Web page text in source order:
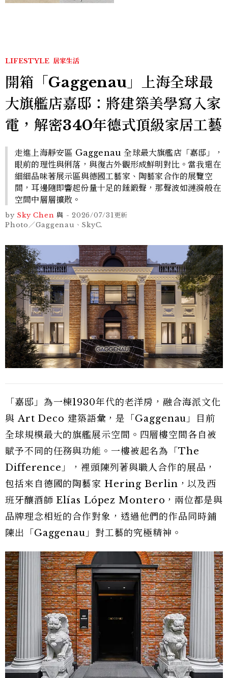
LIFESTYLE 居家生活
開箱「Gaggenau」上海全球最
大旗艦店嘉邸：將建築美學寫入家
電，解密340年德式頂級家居工藝
走進上海靜安區 Gaggenau 全球最大旗艦店「嘉邸」，
眼前的理性與俐落，與復古外觀形成鮮明對比。當我還在
細細品味著展示區與德國工藝家、陶藝家合作的展覽空
間，耳邊隨即響起份量十足的錘鍛聲，那聲波如漣漪般在
空間中層層擴散。
by Sky Chen 與 - 2026/07/31更新
Photo／Gaggenau、SkyC.
「嘉邸」為一棟1930年代的老洋房，融合海派文化
與 Art Deco 建築語彙，是「Gaggenau」目前
全球規模最大的旗艦展示空間。四層樓空間各自被
賦予不同的任務與功能。一樓被起名為「The
Difference」，裡頭陳列著與職人合作的展品，
包括來自德國的陶藝家 Hering Berlin，以及西
班牙釀酒師 Elías López Montero，兩位都是與
品牌理念相近的合作對象，透過他們的作品同時鋪
陳出「Gaggenau」對工藝的究極精神。